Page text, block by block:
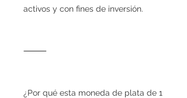
activos y con fines de inversión.
⸻
¿Por qué esta moneda de plata de 1